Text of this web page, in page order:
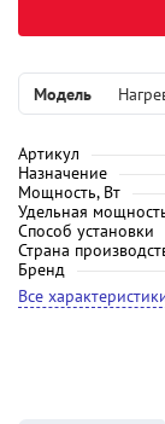
Модель
Артикул
Назначение
Мощность, Вт
Удельная
Способ установки
Страна
Бренд
Все